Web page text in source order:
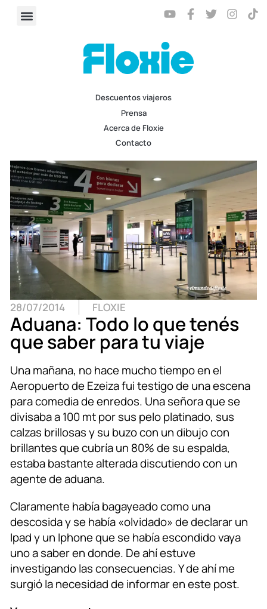
Descuentos viajeros
Prensa
Acerca de Floxie
Contacto
28/07/2014 FLOXIE
Aduana: Todo lo que tenés
que saber para tu viaje
Una mañana, no hace mucho tiempo en el
Aeropuerto de Ezeiza fui testigo de una escena
para comedia de enredos. Una señora que se
divisaba a 100 mt por sus pelo platinado, sus
calzas brillosas y su buzo con un dibujo con
brillantes que cubría un 80% de su espalda,
estaba bastante alterada discutiendo con un
agente de aduana.
Claramente había bagayeado como una
descosida y se había «olvidado» de declarar un
Ipad y un Iphone que se había escondido vaya
uno a saber en donde. De ahí estuve
investigando las consecuencias. Y de ahí me
surgió la necesidad de informar en este post.